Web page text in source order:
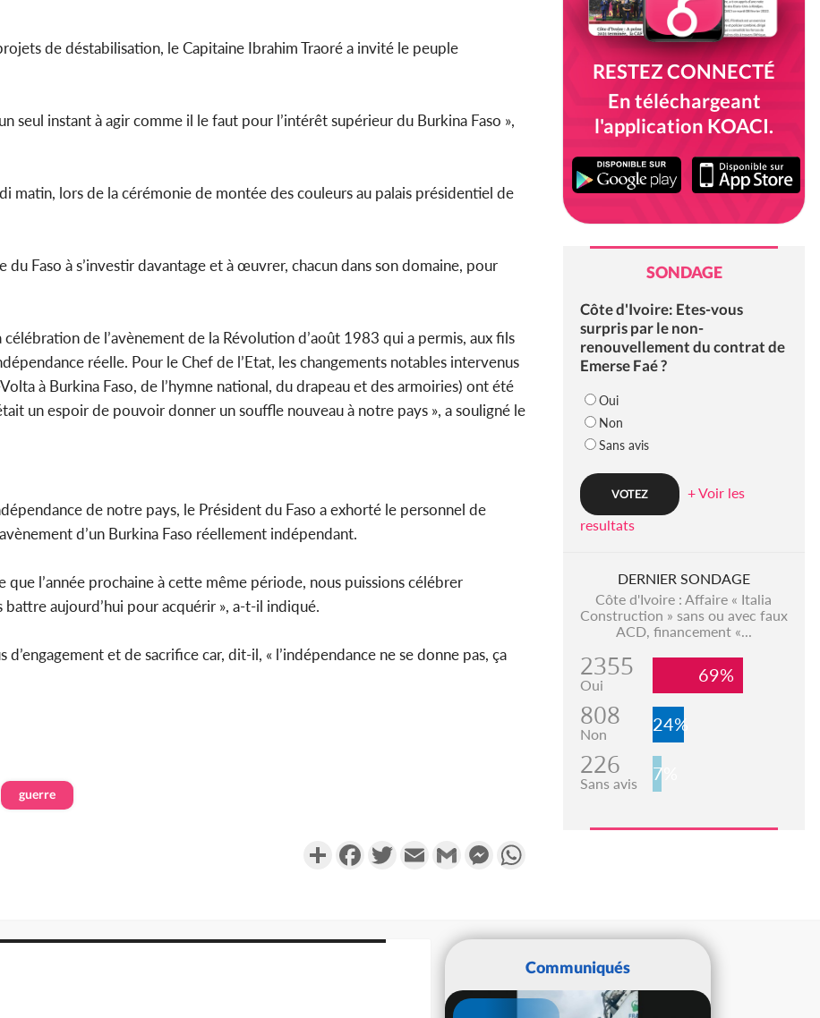
de déstabilisation, le Capitaine Ibrahim Traoré a invité le peuple
seul instant à agir comme il le faut pour l’intérêt supérieur du Burkina Faso »,
matin, lors de la cérémonie de montée des couleurs au palais présidentiel de
Faso à s’investir davantage et à œuvrer, chacun dans son domaine, pour
de l’avènement de la Révolution d’août 1983 qui a permis, aux fils
réelle. Pour le Chef de l’Etat, les changements notables intervenus
à Burkina Faso, de l’hymne national, du drapeau et des armoiries) ont été
un espoir de pouvoir donner un souffle nouveau à notre pays », a souligné le
de notre pays, le Président du Faso a exhorté le personnel de
d’un Burkina Faso réellement indépendant.
l’année prochaine à cette même période, nous puissions célébrer
aujourd’hui pour acquérir », a-t-il indiqué.
et de sacrifice car, dit-il, « l’indépendance ne se donne pas, ça
guerre
PartagerFacebookTwitterEmail Gmail Messenger
RESTEZ CONNECTÉ
En téléchargeant
l'application KOACI.
SONDAGE
Côte d'Ivoire: Etes-vous
surpris par le non-
renouvellement du contrat de
Emerse Faé ?
Oui
Non
Sans avis
+ Voir les
resultats
DERNIER SONDAGE
Côte d'Ivoire : Affaire « Italia
Construction » sans ou avec faux
ACD, financement «...
2355
Oui 69%
808
Non 24%
226
Sans avis 7%
Communiqués